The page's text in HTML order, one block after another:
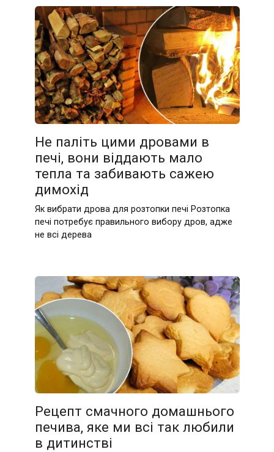
Не паліть цими дровами в
печі, вони віддають мало
тепла та забивають сажею
димохід
Як вибрати дрова для розтопки печі Розтопка
печі потребує правильного вибору дров, адже
не всі дерева
Рецепт смачного домашнього
печива, яке ми всі так любили
в дитинстві